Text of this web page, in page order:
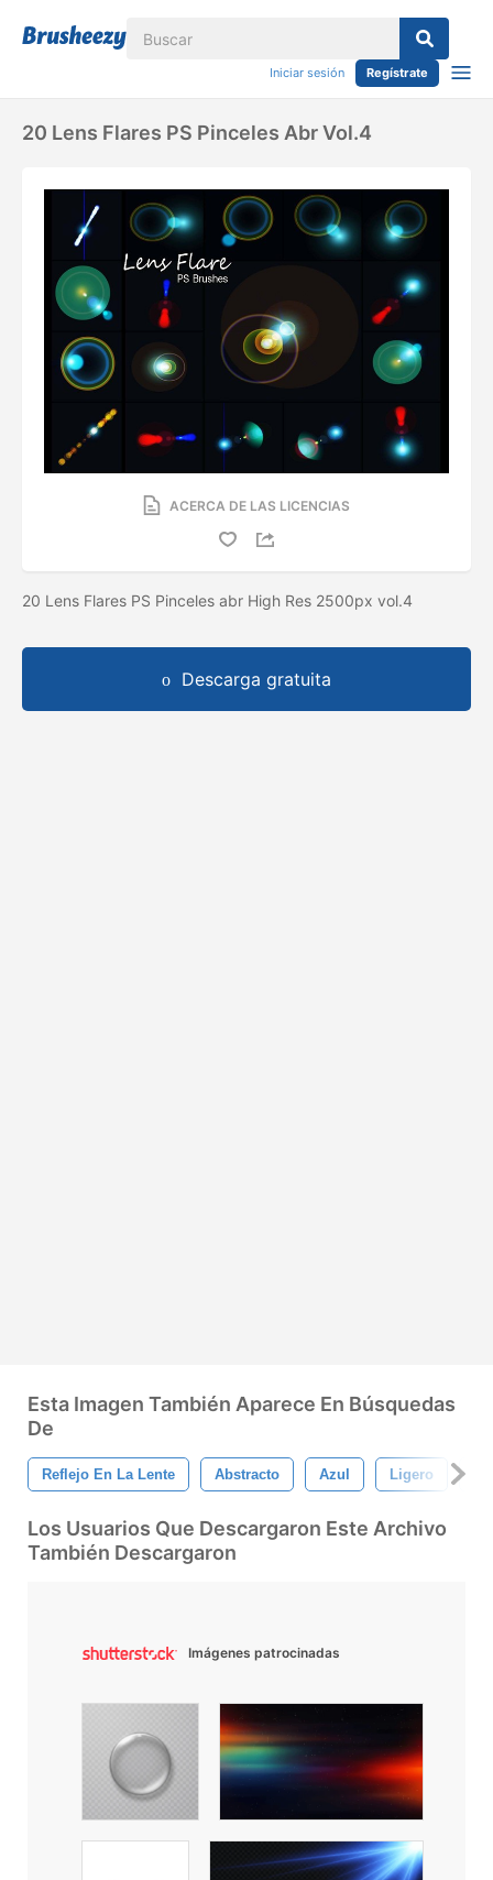
Iniciar sesión Regístrate
20 Lens Flares PS Pinceles Abr Vol.4
ACERCA DE LAS LICENCIAS
20 Lens Flares PS Pinceles abr High Res 2500px vol.4
Descarga gratuita
Esta Imagen También Aparece En Búsquedas
De
Reflejo En La Lente Abstracto Azul Ligero
Los Usuarios Que Descargaron Este Archivo
También Descargaron
Imágenes patrocinadas